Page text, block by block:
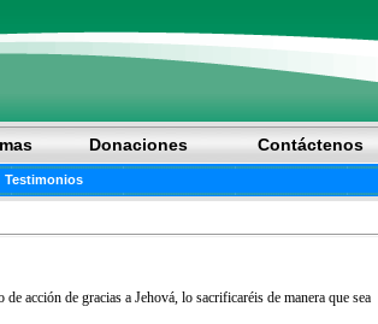
Donaciones Contáctenos
Testimonios
acción de gracias a Jehová, lo sacrificaréis de manera que sea